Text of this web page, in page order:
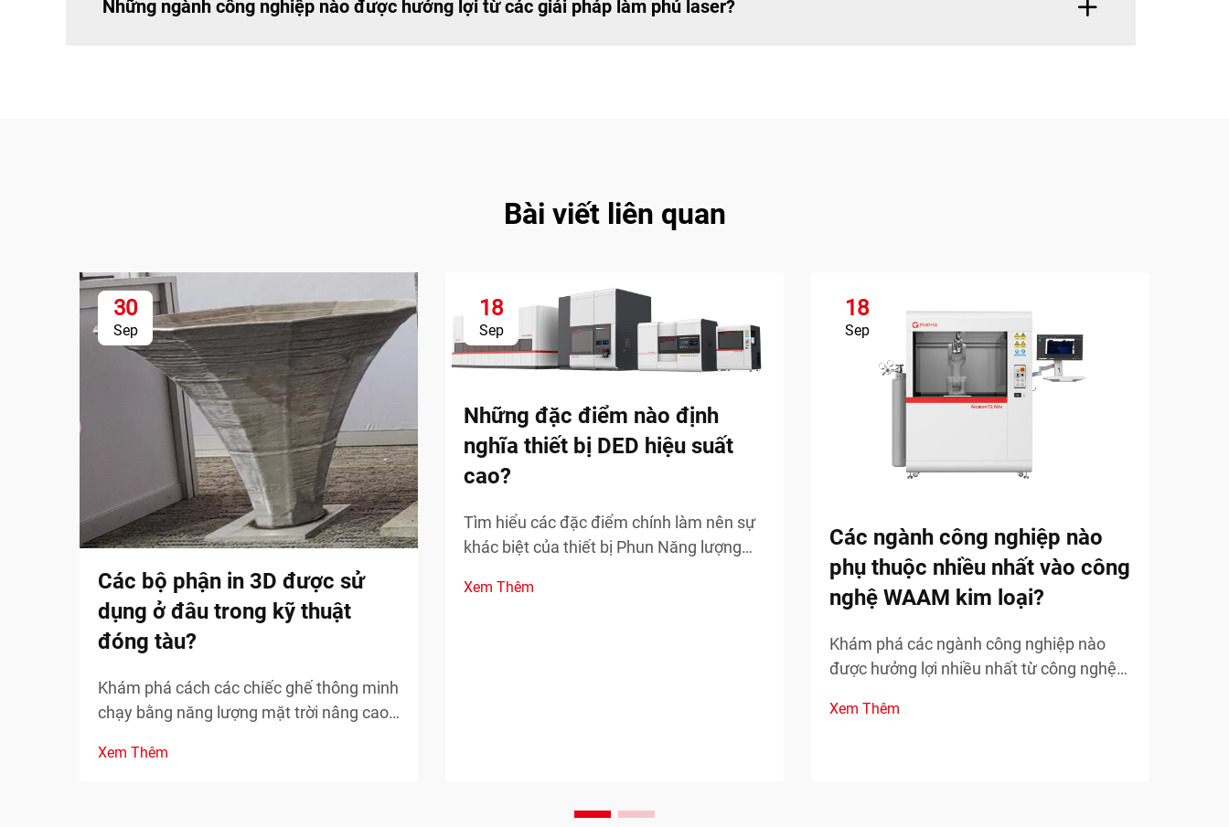
Những ngành công nghiệp nào được hưởng lợi từ các giải pháp làm phủ laser?
Bài viết liên quan
30
Sep
Các bộ phận in 3D được sử
dụng ở đâu trong kỹ thuật
đóng tàu?
Khám phá cách các chiếc ghế thông minh
chạy bằng năng lượng mặt trời nâng cao
tạo thông qua các chỉ số bền vững theo
Xem Thêm
18
Sep
Những đặc điểm nào định
nghĩa thiết bị DED hiệu suất
cao?
Tìm hiểu các đặc điểm chính làm nên sự
khác biệt của thiết bị Phun Năng lượng
ứng dụng công nghiệp. Tìm hiểu về độ
Xem Thêm
18
Sep
Các ngành công nghiệp nào
phụ thuộc nhiều nhất vào công
nghệ WAAM kim loại?
Khám phá các ngành công nghiệp nào
được hưởng lợi nhiều nhất từ công nghệ
ngành sản xuất. Tìm hiểu các ứng dụng
Xem Thêm